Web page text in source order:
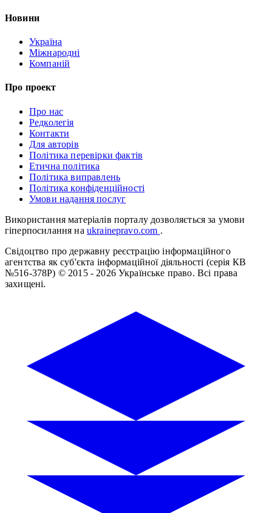
Новини
Україна
Міжнародні
Компаній
Про проект
Про нас
Редколегія
Контакти
Для авторів
Політика перевірки фактів
Етична політика
Політика виправлень
Політика конфіденційності
Умови надання послуг
Використання матеріалів порталу дозволяється за умови
гіперпосилання на ukrainepravo.com .
Свідоцтво про державну реєстрацію інформаційного
агентства як суб'єкта інформаційної діяльності (серія КВ
№516-378Р) © 2015 - 2026 Українське право. Всі права
захищені.